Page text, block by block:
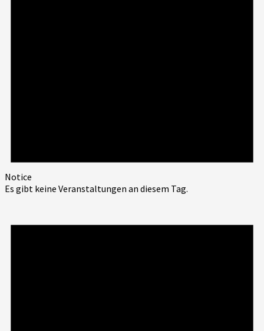
Notice
Es gibt keine Veranstaltungen an diesem Tag.